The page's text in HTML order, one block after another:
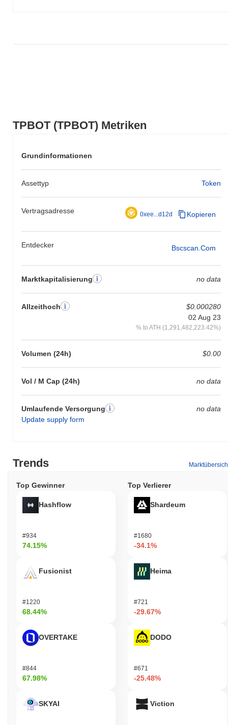
TPBOT (TPBOT) Metriken
Grundinformationen
Assettyp Token
Vertragsadresse 0xee...d12d Kopieren
Entdecker Bscscan.com
Marktkapitalisierung no data
Allzeithoch
$0.000280
02 Aug 23
% to ATH (1,291,482,223.42%)
Volumen (24h) $0.00
Vol / M Cap (24h) no data
Umlaufende Versorgung
Update supply form
no data
Trends
Top Gewinner
Hashflow
#934
74.15%
Fusionist
#1220
68.44%
OVERTAKE
#844
67.98%
SKYAI
Top Verlierer
Shardeum
#1680
-34.1%
Heima
#721
-29.67%
DODO
#671
-25.48%
Viction